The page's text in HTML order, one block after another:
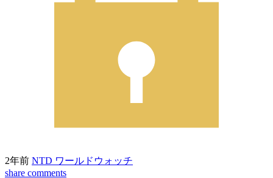
2年前 NTD ワールドウォッチ
share comments